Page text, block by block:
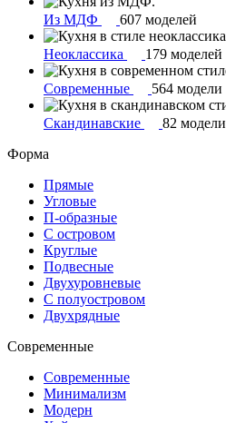
Из МДФ 607 моделей
Неоклассика 179 моделей
Современные 564 модели
Скандинавские
82 модели
Форма
Прямые
Угловые
П-образные
С островом
Круглые
Подвесные
Двухуровневые
С полуостровом
Двухрядные
Современные
Современные
Минимализм
Модерн